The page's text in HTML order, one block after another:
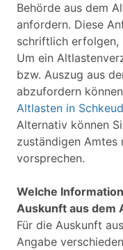
Behörde aus dem
anfordern. Diese
schriftlich erfolgen,
Um ein
bzw. Auszug aus
abzufordern
Altlasten in
Alternativ können
zuständigen Amtes
vorsprechen.
Welche
Auskunft aus dem
Für die Auskunft
Angabe